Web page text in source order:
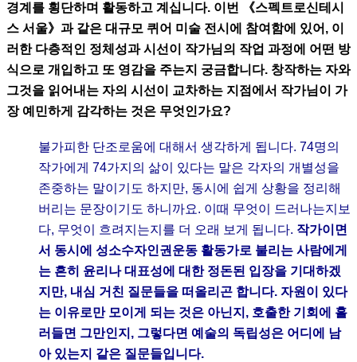
경계를 횡단하며 활동하고 계십니다. 이번 《스펙트로신테시
스 서울》과 같은 대규모 퀴어 미술 전시에 참여함에 있어, 이
러한 다층적인 정체성과 시선이 작가님의 작업 과정에 어떤 방
식으로 개입하고 또 영감을 주는지 궁금합니다. 창작하는 자와
그것을 읽어내는 자의 시선이 교차하는 지점에서 작가님이 가
장 예민하게 감각하는 것은 무엇인가요?
불가피한 단조로움에 대해서 생각하게 됩니다. 74명의
작가에게 74가지의 삶이 있다는 말은 각자의 개별성을
존중하는 말이기도 하지만, 동시에 쉽게 상황을 정리해
버리는 문장이기도 하니까요. 이때 무엇이 드러나는지보
다, 무엇이 흐려지는지를 더 오래 보게 됩니다. 작가이면
서 동시에 성소수자인권운동 활동가로 불리는 사람에게
는 흔히 윤리나 대표성에 대한 정돈된 입장을 기대하겠
지만, 내심 거친 질문들을 떠올리곤 합니다. 자원이 있다
는 이유로만 모이게 되는 것은 아닌지, 호출한 기회에 흘
러들면 그만인지, 그렇다면 예술의 독립성은 어디에 남
아 있는지 같은 질문들입니다.